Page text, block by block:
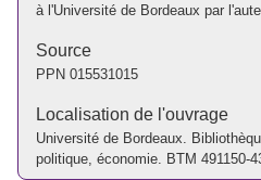
à l'Université de Bordeaux par
Source
PPN 015531015
Localisation de l'ouvrage
Université de Bordeaux.
politique, économie. BTM 491150-